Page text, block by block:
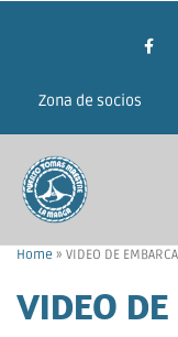
Zona de socios
Home » VIDEO DE
VIDEO